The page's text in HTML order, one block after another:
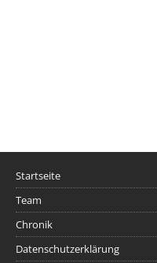
Startseite
Team
Chronik
Datenschutzerklärung